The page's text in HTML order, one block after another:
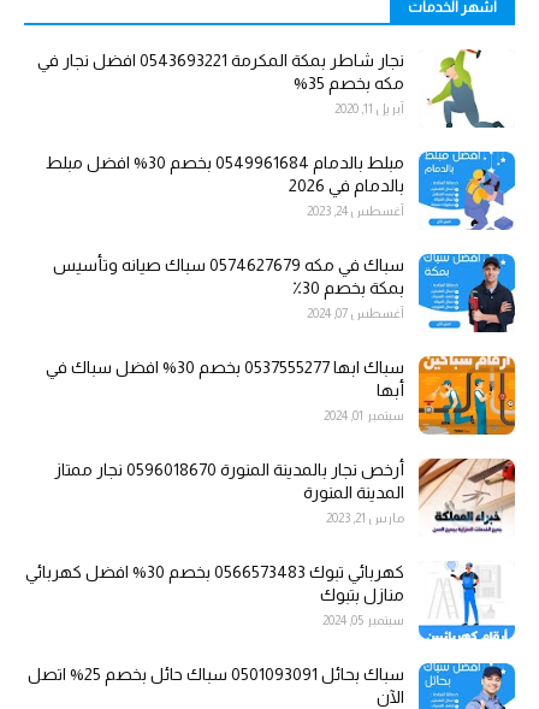
اشهر الخدمات
نجار شاطر بمكة المكرمة 0543693221 افضل نجار في
مكه بخصم 35%
أبريل 11, 2020
مبلط بالدمام 0549961684 بخصم 30% افضل مبلط
بالدمام في 2026
أغسطس 24, 2023
سباك في مكه 0574627679 سباك صيانه وتأسيس
بمكة بخصم 30٪
أغسطس 07, 2024
سباك ابها 0537555277 بخصم 30% افضل سباك في
أبها
سبتمبر 01, 2024
أرخص نجار بالمدينة المنورة 0596018670 نجار ممتاز
المدينة المنورة
مارس 21, 2023
كهربائي تبوك 0566573483 بخصم 30% افضل كهربائي
منازل بتبوك
سبتمبر 05, 2024
سباك بحائل 0501093091 سباك حائل بخصم 25% اتصل
الآن